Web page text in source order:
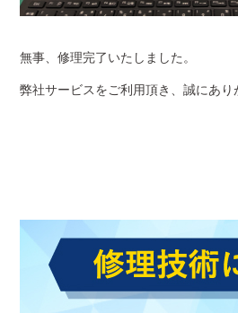
無事、修理完了いたしました。
弊社サービスをご利用頂き、誠にあり